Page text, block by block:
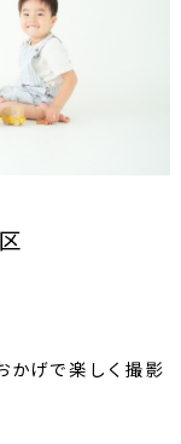
かげで楽しく撮影